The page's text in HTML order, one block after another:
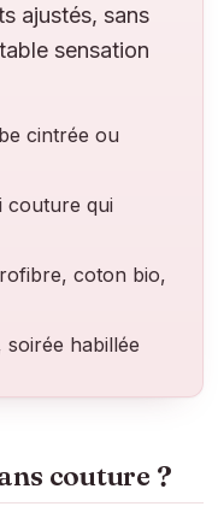
ajustés, sans
sensation
cintrée ou
couture qui
coton bio,
habillée
couture ?